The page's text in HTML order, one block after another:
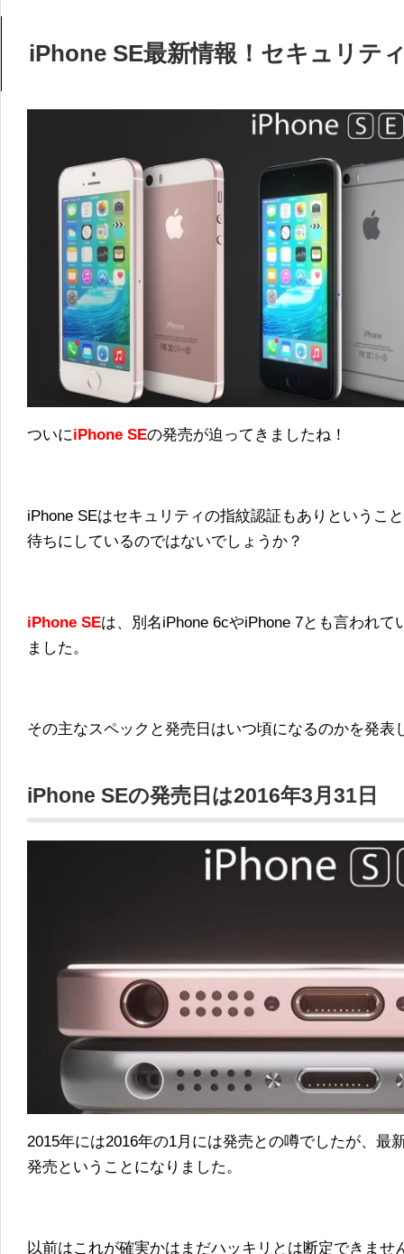
iPhone SE最新情報！セキュリテ
ついにiPhone SEの発売が迫ってきましたね！
iPhone SEはセキュリティの指紋認証もありというこ
待ちにしているのではないでしょうか？
iPhone SEは、別名iPhone 6cやiPhone 7とも言われ
ました。
その主なスペックと発売日はいつ頃になるのかを発表
iPhone SEの発売日は2016年3月31日
2015年には2016年の1月には発売との噂でしたが、最
発売ということになりました。
以前はこれが確実かはまだハッキリとは断定できませ